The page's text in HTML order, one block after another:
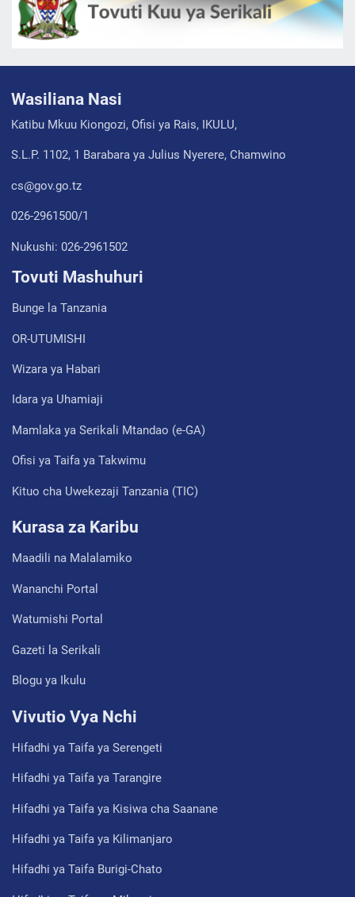
Wasiliana Nasi
Katibu Mkuu Kiongozi, Ofisi ya Rais, IKULU,
S.L.P. 1102, 1 Barabara ya Julius Nyerere, Chamwino
cs@gov.go.tz
026-2961500/1
Nukushi: 026-2961502
Tovuti Mashuhuri
Bunge la Tanzania
OR-UTUMISHI
Wizara ya Habari
Idara ya Uhamiaji
Mamlaka ya Serikali Mtandao (e-GA)
Ofisi ya Taifa ya Takwimu
Kituo cha Uwekezaji Tanzania (TIC)
Kurasa za Karibu
Maadili na Malalamiko
Wananchi Portal
Watumishi Portal
Gazeti la Serikali
Blogu ya Ikulu
Vivutio Vya Nchi
Hifadhi ya Taifa ya Serengeti
Hifadhi ya Taifa ya Tarangire
Hifadhi ya Taifa ya Kisiwa cha Saanane
Hifadhi ya Taifa ya Kilimanjaro
Hifadhi ya Taifa Burigi-Chato